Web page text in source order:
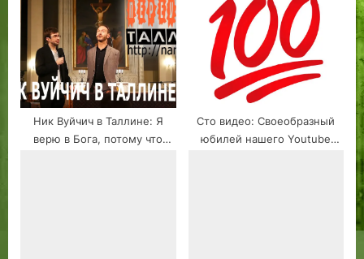
теплом
Ник Вуйчич в Таллине: Я
верю в Бога, потому что
Сто видео: Своеобразный
юбилей нашего Youtube